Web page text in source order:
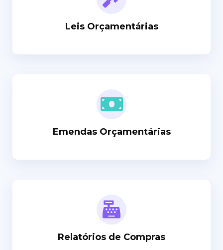
Leis Orçamentárias
Emendas Orçamentárias
Relatórios de Compras